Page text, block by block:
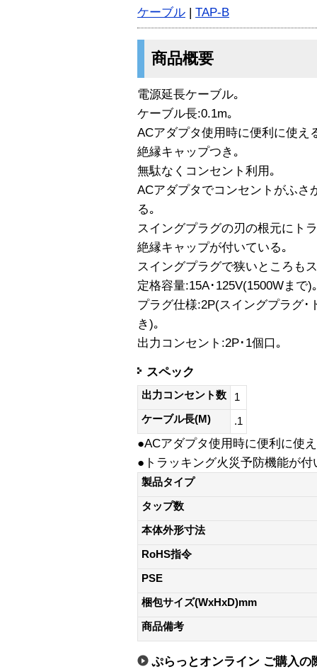
ケーブル | TAP-B
商品概要
電源延長ケーブル｡
ケーブル長:0.1m｡
ACアダプタ使用時に便利に使え
絶縁キャップつき｡
無駄なくコンセント利用｡
ACアダプタでコンセントがふさ
る｡
スイングプラグの刃の根元にト
絶縁キャップが付いている｡
スイングプラグで狭いところも
定格容量:15A･125V(1500Wまで)
プラグ仕様:2P(スイングプラグ･
き)｡
出力コンセント:2P･1個口｡
スペック
出力コンセント数
1
ケーブル長(M)
.1
●ACアダプタ使用時に便利に使
●トラッキング火災予防機能が
製品タイプ
タップ数
本体外形寸法
RoHS指令
PSE
梱包サイズ(WxHxD)mm
商品備考
ぷらっとオンライン ご購入の